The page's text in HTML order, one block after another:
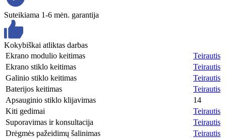
Suteikiama 1-6 mėn. garantija
Kokybiškai atliktas darbas
Ekrano modulio keitimas
Teirautis
Ekrano stiklo keitimas
Teirautis
Galinio stiklo keitimas
Teirautis
Baterijos keitimas
Teirautis
Apsauginio stiklo klijavimas
14
Kiti gedimai
Teirautis
Suporavimas ir konsultacija
Teirautis
Drėgmės pažeidimų šalinimas
Teirautis